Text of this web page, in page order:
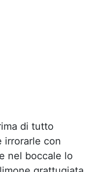
di tutto
irrorarle con
nel boccale lo